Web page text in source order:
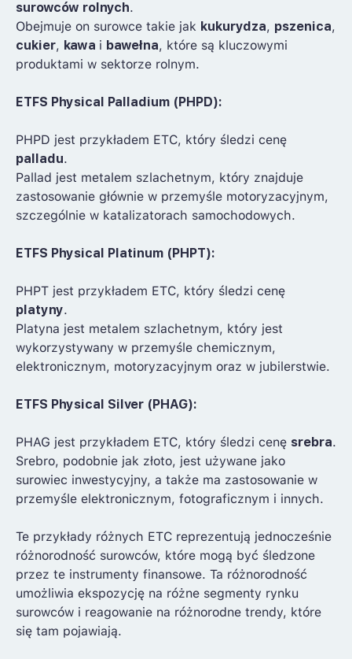
surowców rolnych.
Obejmuje on surowce takie jak kukurydza, pszenica,
cukier, kawa i bawełna, które są kluczowymi
produktami w sektorze rolnym.
ETFS Physical Palladium (PHPD):
PHPD jest przykładem ETC, który śledzi cenę
palladu.
Pallad jest metalem szlachetnym, który znajduje
zastosowanie głównie w przemyśle motoryzacyjnym,
szczególnie w katalizatorach samochodowych.
ETFS Physical Platinum (PHPT):
PHPT jest przykładem ETC, który śledzi cenę
platyny.
Platyna jest metalem szlachetnym, który jest
wykorzystywany w przemyśle chemicznym,
elektronicznym, motoryzacyjnym oraz w jubilerstwie.
ETFS Physical Silver (PHAG):
PHAG jest przykładem ETC, który śledzi cenę srebra.
Srebro, podobnie jak złoto, jest używane jako
surowiec inwestycyjny, a także ma zastosowanie w
przemyśle elektronicznym, fotograficznym i innych.
Te przykłady różnych ETC reprezentują jednocześnie
różnorodność surowców, które mogą być śledzone
przez te instrumenty finansowe. Ta różnorodność
umożliwia ekspozycję na różne segmenty rynku
surowców i reagowanie na różnorodne trendy, które
się tam pojawiają.